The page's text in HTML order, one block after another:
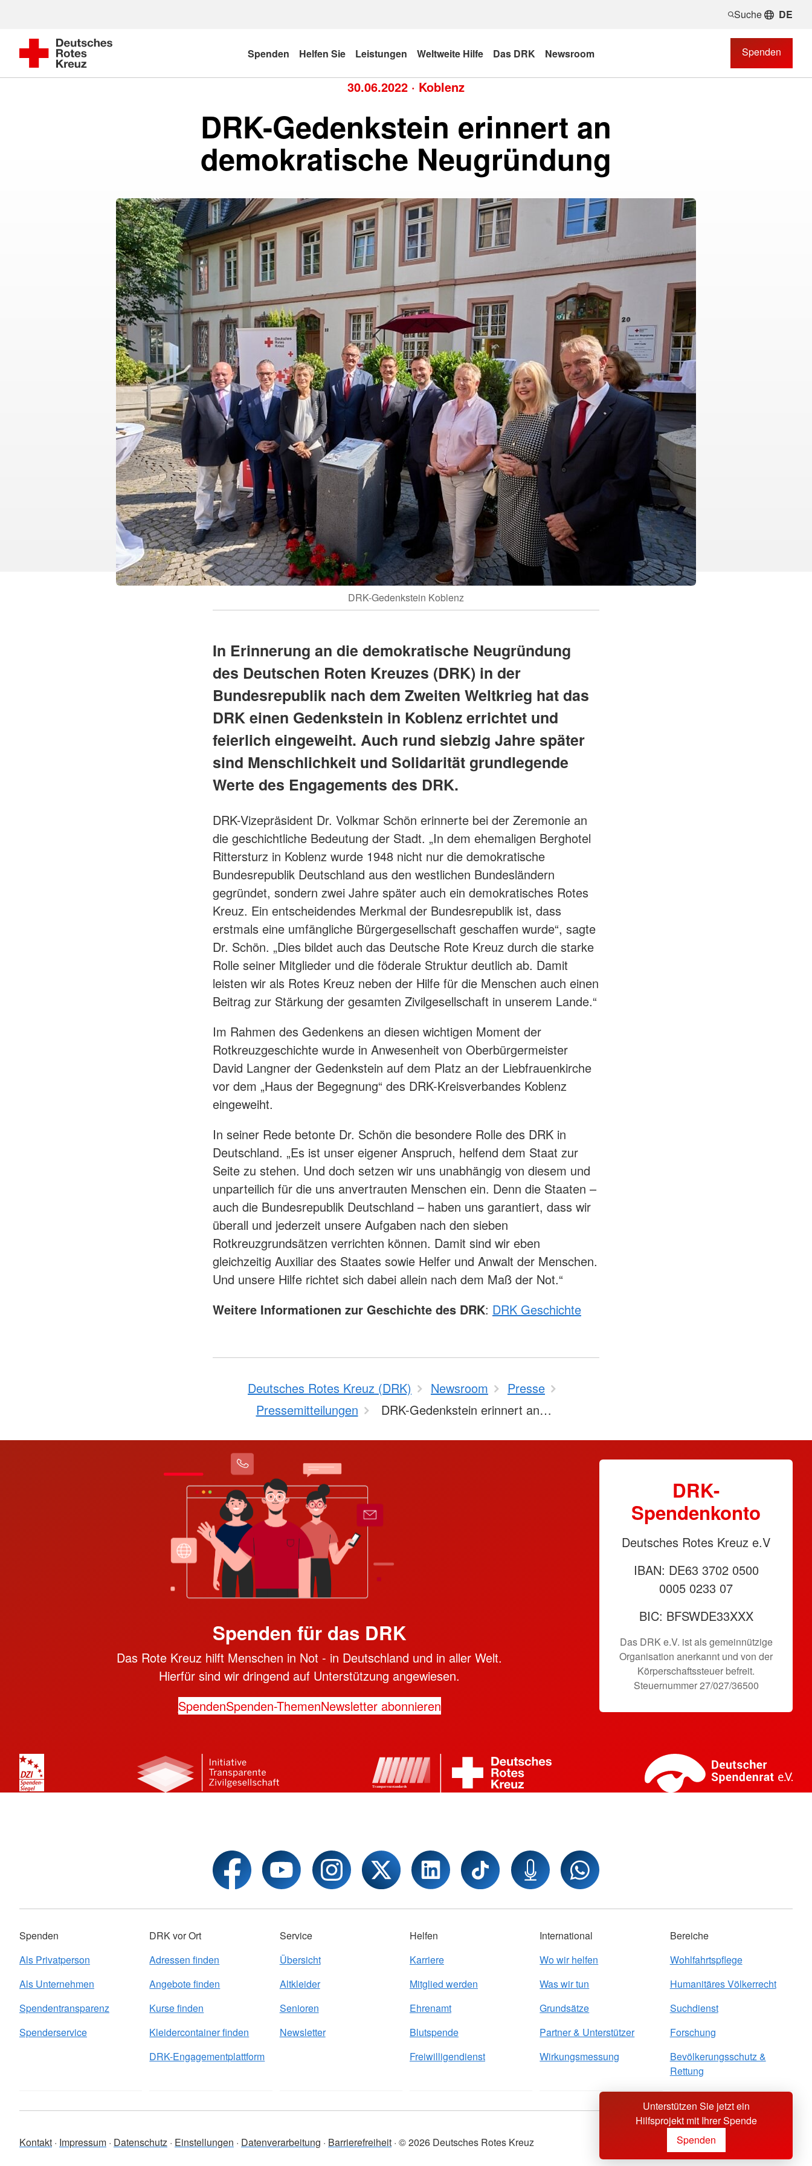
Suche DE
Spenden Helfen Sie Leistungen Weltweite Hilfe Das DRK Newsroom Spenden
30.06.2022 · Koblenz
DRK-Gedenkstein erinnert an
demokratische Neugründung
DRK-Gedenkstein Koblenz
In Erinnerung an die demokratische Neugründung
des Deutschen Roten Kreuzes (DRK) in der
Bundesrepublik nach dem Zweiten Weltkrieg hat das
DRK einen Gedenkstein in Koblenz errichtet und
feierlich eingeweiht. Auch rund siebzig Jahre später
sind Menschlichkeit und Solidarität grundlegende
Werte des Engagements des DRK.
DRK-Vizepräsident Dr. Volkmar Schön erinnerte bei der Zeremonie an
die geschichtliche Bedeutung der Stadt. „In dem ehemaligen Berghotel
Rittersturz in Koblenz wurde 1948 nicht nur die demokratische
Bundesrepublik Deutschland aus den westlichen Bundesländern
gegründet, sondern zwei Jahre später auch ein demokratisches Rotes
Kreuz. Ein entscheidendes Merkmal der Bundesrepublik ist, dass
erstmals eine umfängliche Bürgergesellschaft geschaffen wurde“, sagte
Dr. Schön. „Dies bildet auch das Deutsche Rote Kreuz durch die starke
Rolle seiner Mitglieder und die föderale Struktur deutlich ab. Damit
leisten wir als Rotes Kreuz neben der Hilfe für die Menschen auch einen
Beitrag zur Stärkung der gesamten Zivilgesellschaft in unserem Lande.“
Im Rahmen des Gedenkens an diesen wichtigen Moment der
Rotkreuzgeschichte wurde in Anwesenheit von Oberbürgermeister
David Langner der Gedenkstein auf dem Platz an der Liebfrauenkirche
vor dem „Haus der Begegnung“ des DRK-Kreisverbandes Koblenz
eingeweiht.
In seiner Rede betonte Dr. Schön die besondere Rolle des DRK in
Deutschland. „Es ist unser eigener Anspruch, helfend dem Staat zur
Seite zu stehen. Und doch setzen wir uns unabhängig von diesem und
unparteilich für die uns anvertrauten Menschen ein. Denn die Staaten –
auch die Bundesrepublik Deutschland – haben uns garantiert, dass wir
überall und jederzeit unsere Aufgaben nach den sieben
Rotkreuzgrundsätzen verrichten können. Damit sind wir eben
gleichzeitig Auxiliar des Staates sowie Helfer und Anwalt der Menschen.
Und unsere Hilfe richtet sich dabei allein nach dem Maß der Not.“
Weitere Informationen zur Geschichte des DRK: DRK Geschichte
Unterstützen Sie jetzt ein
Hilfsprojekt mit Ihrer Spende
Spenden
Deutsches Rotes Kreuz (DRK) Newsroom
Presse
Pressemitteilungen
DRK-Gedenkstein erinnert an…
Spenden für das DRK
Das Rote Kreuz hilft Menschen in Not - in Deutschland und in aller Welt.
Hierfür sind wir dringend auf Unterstützung angewiesen.
SpendenSpenden-ThemenNewsletter abonnieren
DRK-
Spendenkonto
Deutsches Rotes Kreuz e.V
IBAN: DE63 3702 0500
0005 0233 07
BIC: BFSWDE33XXX
Das DRK e.V. ist als gemeinnützige
Organisation anerkannt und von der
Körperschaftssteuer befreit.
Steuernummer 27/027/36500
Spenden
Als Privatperson
Als Unternehmen
Spendentransparenz
Spenderservice
DRK vor Ort
Adressen finden
Angebote finden
Kurse finden
Kleidercontainer finden
DRK-Engagementplattform
Service
Übersicht
Altkleider
Senioren
Newsletter
Helfen
Karriere
Mitglied werden
Ehrenamt
Blutspende
Freiwilligendienst
International
Wo wir helfen
Was wir tun
Grundsätze
Partner & Unterstützer
Wirkungsmessung
Bereiche
Wohlfahrtspflege
Humanitäres Völkerrecht
Suchdienst
Forschung
Bevölkerungsschutz &
Rettung
Kontakt Impressum Datenschutz Einstellungen Datenverarbeitung Barrierefreiheit © 2026 Deutsches Rotes Kreuz
Sprache wechseln zu